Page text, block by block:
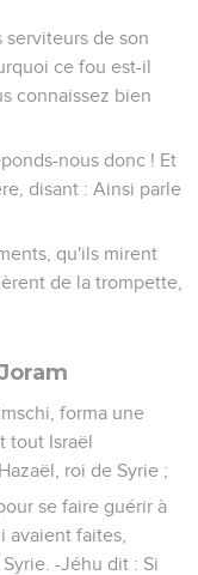
de son
ce fou est-il
connaissez bien
nous donc ! Et
disant : Ainsi parle
qu'ils mirent
de la trompette,
forma une
tout Israël
roi de Syrie ;
se faire guérir à
avaient faites,
-Jéhu dit : Si